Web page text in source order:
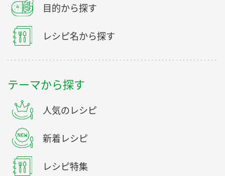
目的から探す
レシピ名から探す
テーマから探す
人気のレシピ
新着レシピ
レシピ特集